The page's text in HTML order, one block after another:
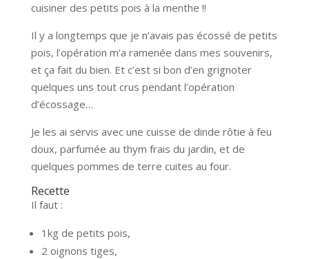
cuisiner des petits pois à la menthe !!
Il y a longtemps que je n’avais pas écossé de petits
pois, l’opération m’a ramenée dans mes souvenirs,
et ça fait du bien. Et c’est si bon d’en grignoter
quelques uns tout crus pendant l’opération
d’écossage…
Je les ai servis avec une cuisse de dinde rôtie à feu
doux, parfumée au thym frais du jardin, et de
quelques pommes de terre cuites au four.
Recette
Il faut :
1kg de petits pois,
2 oignons tiges,